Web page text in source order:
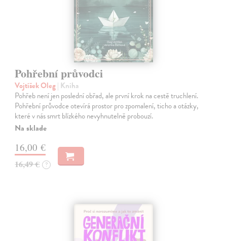
Pohřební průvodci
Vojtíšek Oleg| Kniha
Pohřeb není jen poslední obřad, ale první krok na cestě truchlení.
Pohřební průvodce otevírá prostor pro zpomalení, ticho a otázky,
které v nás smrt blízkého nevyhnutelně probouzí.
Na sklade
16,00 €
16,49 € ?